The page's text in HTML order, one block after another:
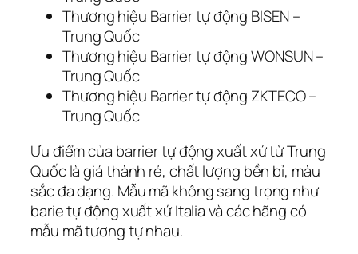
Thương hiệu Barrier tự động BISEN –
Trung Quốc
Thương hiệu Barrier tự động WONSUN –
Trung Quốc
Thương hiệu Barrier tự động ZKTECO –
Trung Quốc
Ưu điểm của barrier tự động xuất xứ từ Trung
Quốc là giá thành rẻ, chất lượng bền bỉ, màu
sắc đa dạng. Mẫu mã không sang trọng như
barie tự động xuất xứ Italia và các hãng có
mẫu mã tương tự nhau.